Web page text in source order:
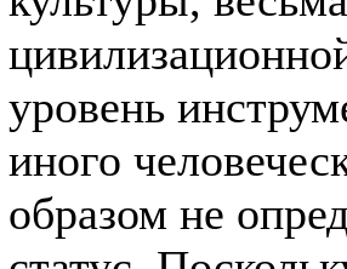
уровень
иного
образом не